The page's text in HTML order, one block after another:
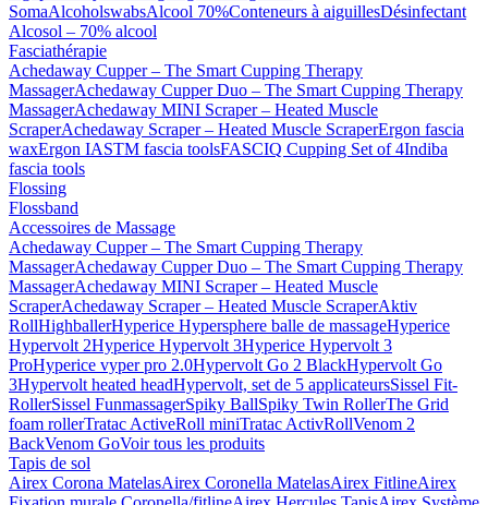
SomaAlcoholswabsAlcool 70%Conteneurs à aiguillesDésinfectant
Alcosol – 70% alcool
Fasciathérapie
Achedaway Cupper – The Smart Cupping Therapy
MassagerAchedaway Cupper Duo – The Smart Cupping Therapy
MassagerAchedaway MINI Scraper – Heated Muscle
ScraperAchedaway Scraper – Heated Muscle ScraperErgon fascia
waxErgon IASTM fascia toolsFASCIQ Cupping Set of 4Indiba
fascia tools
Flossing
Flossband
Accessoires de Massage
Achedaway Cupper – The Smart Cupping Therapy
MassagerAchedaway Cupper Duo – The Smart Cupping Therapy
MassagerAchedaway MINI Scraper – Heated Muscle
ScraperAchedaway Scraper – Heated Muscle ScraperAktiv
RollHighballerHyperice Hypersphere balle de massageHyperice
Hypervolt 2Hyperice Hypervolt 3Hyperice Hypervolt 3
ProHyperice vyper pro 2.0Hypervolt Go 2 BlackHypervolt Go
3Hypervolt heated headHypervolt, set de 5 applicateursSissel Fit-
RollerSissel FunmassagerSpiky BallSpiky Twin RollerThe Grid
foam rollerTratac ActiveRoll miniTratac ActivRollVenom 2
BackVenom GoVoir tous les produits
Tapis de sol
Airex Corona MatelasAirex Coronella MatelasAirex FitlineAirex